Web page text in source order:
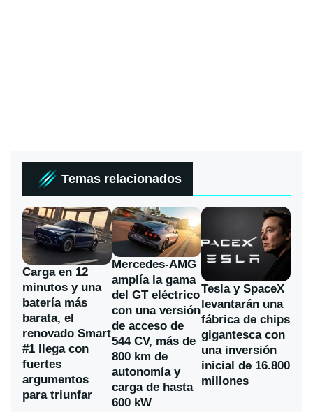
Temas relacionados
Carga en 12
minutos y una
batería más
barata, el
renovado Smart
#1 llega con
fuertes
argumentos
para triunfar
Mercedes-AMG
amplía la gama
del GT eléctrico
con una versión
de acceso de
544 CV, más de
800 km de
autonomía y
carga de hasta
600 kW
Tesla y SpaceX
levantarán una
fábrica de chips
gigantesca con
una inversión
inicial de 16.800
millones